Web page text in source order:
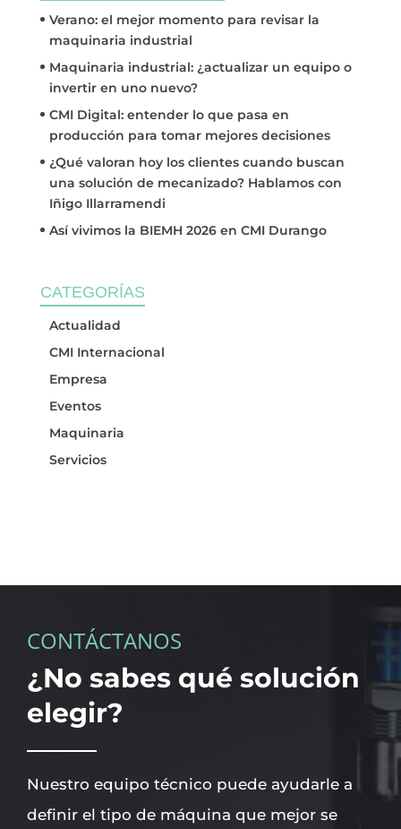
Verano: el mejor momento para revisar la
maquinaria industrial
Maquinaria industrial: ¿actualizar un equipo o
invertir en uno nuevo?
CMI Digital: entender lo que pasa en
producción para tomar mejores decisiones
¿Qué valoran hoy los clientes cuando buscan
una solución de mecanizado? Hablamos con
Iñigo Illarramendi
Así vivimos la BIEMH 2026 en CMI Durango
CATEGORÍAS
Actualidad
CMI Internacional
Empresa
Eventos
Maquinaria
Servicios
CONTÁCTANOS
¿No sabes qué solución
elegir?
Nuestro equipo técnico puede ayudarle a
definir el tipo de máquina que mejor se